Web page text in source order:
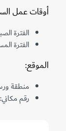
أوقات عمل
الفترة الصباحية: من
الفترة المسائية: من
الموقع:
منطقة
رقم مكاني: 4456482098